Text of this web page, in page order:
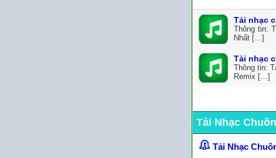
Tải nhạc
Thông tin:
Nhất […]
Tải nhạc
Thông tin:
Remix […]
Tải Nhạc
Tải Nhạc